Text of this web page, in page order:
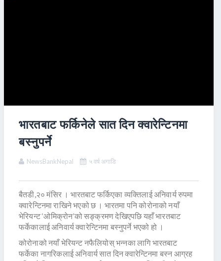
भारतबाट फर्किनेले सात दिन क्वारेन्टिनमा
बस्नुपर्ने
NewsBankNepal ५ वर्ष अगाडि
बैतडी,२० मंसिर । भारतबाट फर्किएका व्यक्तिलाई अनिवार्य रुपमा
क्वारेन्टिनमा राखिने भएको छ । भारतमा पनि कोरोनाको नयाँ
भेरियन्ट ‘ओमिक्रोन’को सङ्क्रमण देखिएपछि यहाँ भारतबाट
फर्केकालाई अनिवार्य क्वारेन्टिनमा बस्नुपर्ने भएको हो ।
कोरोनाको नयाँ भेरियन्ट नफैलियोस् भन्नका लागि भारतबाट
फर्केका नागरिकलाई अनिवार्य सात दिन क्वारेन्टिनमा बस्न आग्रह